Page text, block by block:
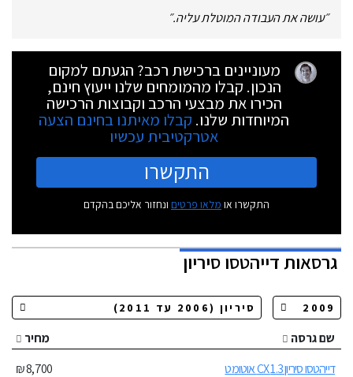
״עושה את העבודה המוטלת עליה.״
מעוניינים ברכישת רכב? הגעתם למקום
הנכון. קבלו מהמומחים שלנו ייעוץ חינם,
הכירו את מבצעי הרכב וקבוצות הרכישה
המיוחדות שלנו. קבלו מאיתנו בחינם הצעה
אטרקטיבית עכשיו
התקשרו
התקשרו או מלאו פרטים ונחזור אליכם בהקדם
גרסאותדייהטסו סיריון
שם גרסה
מחיר
דייהטסו סיריון 1.3 CX אוטומט
8,700 ₪